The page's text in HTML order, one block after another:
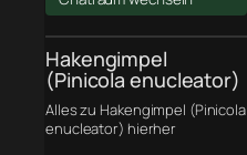
Hakengimpel
(Pinicola enucleator)
Alles zu Hakengimpel (Pinicola
enucleator) hierher